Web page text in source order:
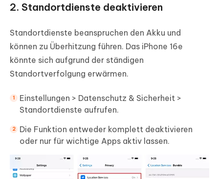
2. Standortdienste deaktivieren
Standortdienste beanspruchen den Akku und
können zu Überhitzung führen. Das iPhone 16e
könnte sich aufgrund der ständigen
Standortverfolgung erwärmen.
Einstellungen > Datenschutz & Sicherheit >
Standortdienste aufrufen.
Die Funktion entweder komplett deaktivieren
oder nur für wichtige Apps aktiv lassen.